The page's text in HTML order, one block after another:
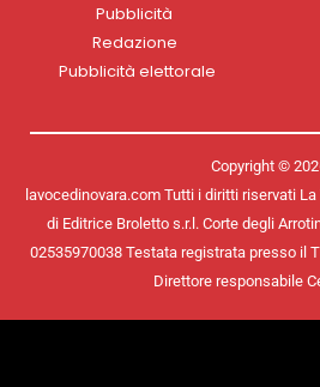
Pubblicità
Redazione
Pubblicità elettorale
Copyright ©
lavocedinovara.com Tutti i diritti riservati
di Editrice Broletto s.r.l. Corte degli
02535970038 Testata registrata presso il
Direttore responsabile